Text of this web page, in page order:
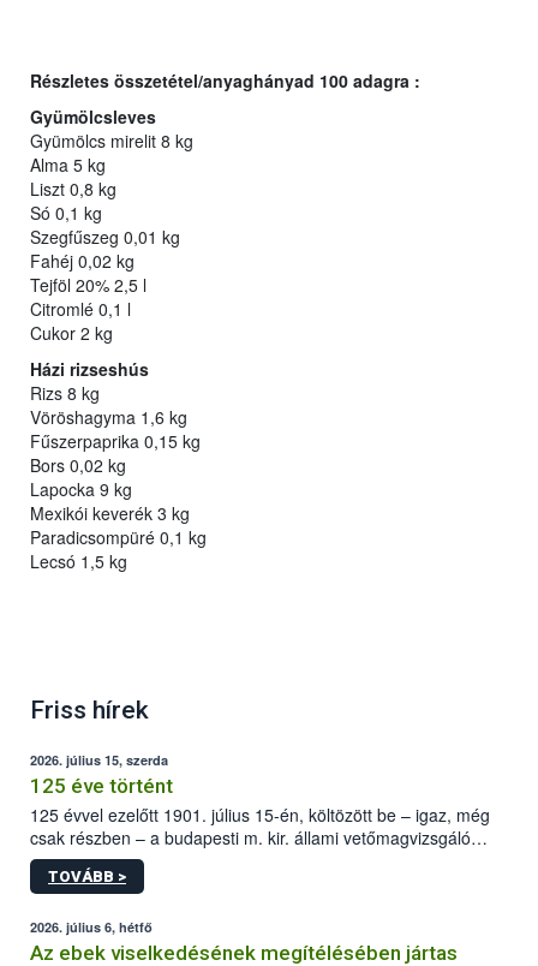
Részletes összetétel/anyaghányad 100 adagra :
Gyümölcsleves
Gyümölcs mirelit 8 kg
Alma 5 kg
Liszt 0,8 kg
Só 0,1 kg
Szegfűszeg 0,01 kg
Fahéj 0,02 kg
Tejföl 20% 2,5 l
Citromlé 0,1 l
Cukor 2 kg
Házi rizseshús
Rizs 8 kg
Vöröshagyma 1,6 kg
Fűszerpaprika 0,15 kg
Bors 0,02 kg
Lapocka 9 kg
Mexikói keverék 3 kg
Paradicsompüré 0,1 kg
Lecsó 1,5 kg
Friss hírek
2026. július 15, szerda
125 éve történt
125 évvel ezelőtt 1901. július 15-én, költözött be – igaz, még
csak részben – a budapesti m. kir. állami vetőmagvizsgáló
állomás a Kis Rókus utca 15. szám alatti, Czigler Győző által
tervezett új épületébe.
TOVÁBB >
2026. július 6, hétfő
Az ebek viselkedésének megítélésében jártas